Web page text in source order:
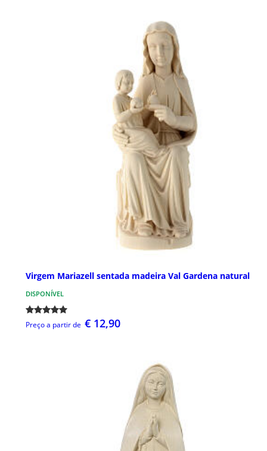
Virgem Mariazell sentada madeira Val Gardena natural
DISPONÍVEL
Preço a partir de € 12,90